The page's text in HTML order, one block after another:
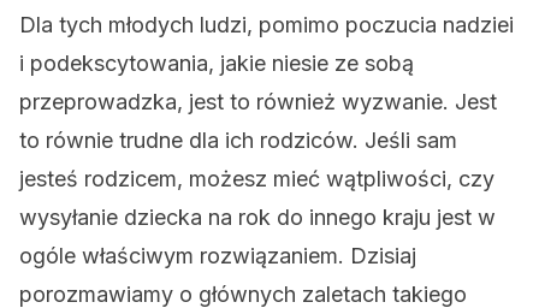
Dla tych młodych ludzi, pomimo poczucia nadziei
i podekscytowania, jakie niesie ze sobą
przeprowadzka, jest to również wyzwanie. Jest
to równie trudne dla ich rodziców. Jeśli sam
jesteś rodzicem, możesz mieć wątpliwości, czy
wysyłanie dziecka na rok do innego kraju jest w
ogóle właściwym rozwiązaniem. Dzisiaj
porozmawiamy o głównych zaletach takiego